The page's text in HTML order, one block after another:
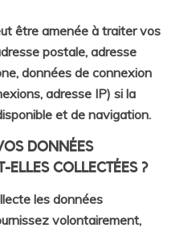
être amenée à traiter vos
postale, adresse
données de connexion
adresse IP) si la
et de navigation.
DONNÉES
ELLES COLLECTÉES ?
les données
volontairement,